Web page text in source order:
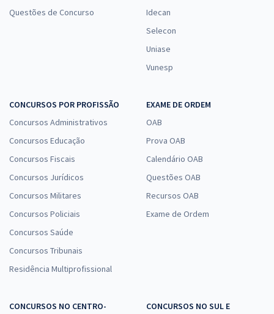
Questões de Concurso
Idecan
Selecon
Uniase
Vunesp
CONCURSOS POR PROFISSÃO
Concursos Administrativos
Concursos Educação
Concursos Fiscais
Concursos Jurídicos
Concursos Militares
Concursos Policiais
Concursos Saúde
Concursos Tribunais
Residência Multiprofissional
EXAME DE ORDEM
OAB
Prova OAB
Calendário OAB
Questões OAB
Recursos OAB
Exame de Ordem
CONCURSOS NO CENTRO-
CONCURSOS NO SUL E